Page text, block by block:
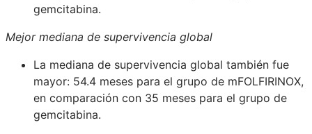
gemcitabina.
Mejor mediana de supervivencia global
La mediana de supervivencia global también fue
mayor: 54.4 meses para el grupo de mFOLFIRINOX,
en comparación con 35 meses para el grupo de
gemcitabina.